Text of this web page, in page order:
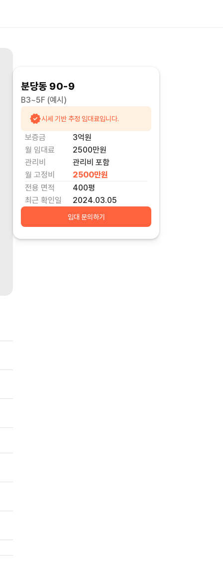
분당동 90-9
B3~5F (예시)
시세 기반 추정 임대료입니다.
보증금 3억원
월 임대료
2500만원
관리비
관리비 포함
월 고정비
2500만원
전용 면적
400평
최근 확인일
2024.03.05
임대 문의하기